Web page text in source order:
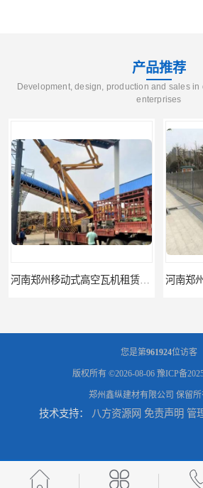
产品推荐
Development, design, production and sales in
enterprises
开封生产加工彩钢围挡 郑州鑫纵 质量好 鑫纵建材
您是第961924位访客
版权所有 ©2026-08-06 豫ICP备
郑州鑫纵建材有限公司 保留
技术支持： 八方资源网 免责声明 管